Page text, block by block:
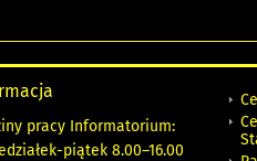
pracy Informatorium:
piątek 8.00–16.00